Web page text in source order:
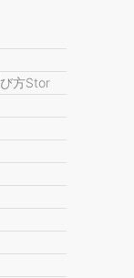
方Stor